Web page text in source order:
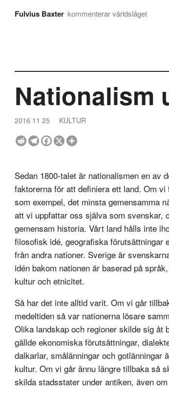
Fulvius Baxter kommenterar världsläget
Nationalism
2016 11 25 KULTUR
Sedan 1800-talet är nationalismen en av
faktorerna för att definiera ett land. Om vi
som exempel, det minsta gemensamma
att vi uppfattar oss själva som svenskar,
gemensam historia. Vårt land hålls inte
filosofisk idé, geografiska förutsättningar
från andra nationer. Sverige är
idén bakom nationen är baserad på
kultur och etnicitet.
Så har det inte alltid varit. Om vi går
medeltiden så var nationerna lösare
Olika landskap och regioner skilde sig åt
gällde ekonomiska förutsättningar,
dalkarlar, smålänningar och gotlänningar
kultur. Om vi går ännu längre tillbaka så
skilda stadsstater under antiken, även